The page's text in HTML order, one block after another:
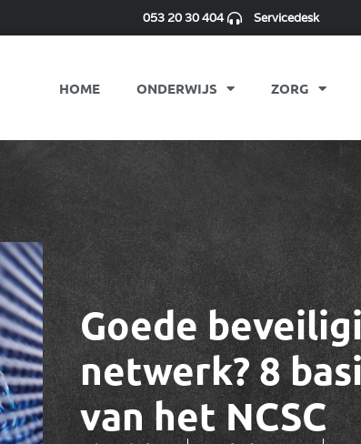
053 20 30 404 Servicedesk
HOME ONDERWIJS ZORG
Goede
netwerk? 8
van het NCSC